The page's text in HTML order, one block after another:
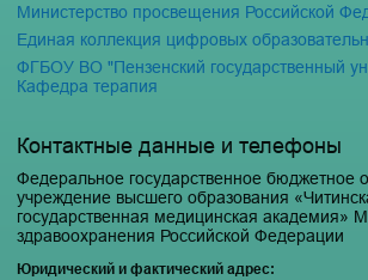
Министерство просвещения Российской
Единая коллекция цифровых
ФГБОУ ВО "Пензенский государственный
Кафедра терапия
Контактные данные и телефоны
Федеральное государственное бюджетное
учреждение высшего образования
государственная медицинская академия»
здравоохранения Российской Федерации
Юридический и фактический адрес: